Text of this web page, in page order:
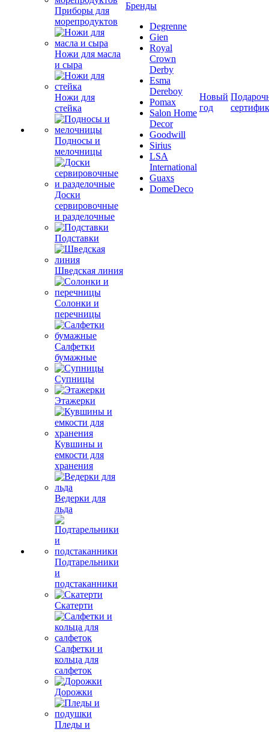
Приборы для
морепродуктов
Ножи для масла
и сыра
Ножи для
стейка
Подносы и
мелочницы
Доски
сервировочные
и разделочные
Подставки
Шведская линия
Солонки и
перечницы
Салфетки
бумажные
Супницы
Этажерки
Кувшины и
емкости для
хранения
Ведерки для
льда
Подтарельники
и
подстаканники
Скатерти
Салфетки и
кольца для
салфеток
Дорожки
Пледы и
Бренды
Degrenne
Gien
Royal
Crown
Derby
Esma
Dereboy
Pomax
Salon Home
Decor
Goodwill
Sirius
LSA
International
Guaxs
DomeDeco
Новый
год